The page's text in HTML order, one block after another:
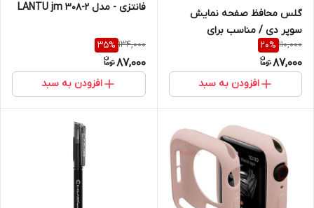
گلس محافظ صفحه نمایش
سوپر دی / مناسب برای
سامسونگ A50 / A50s
110,000
20%
87,000
افزودن به سبد
فانتزی - مدل LANTU jm 308-2
134,000
35%
87,000
افزودن به سبد